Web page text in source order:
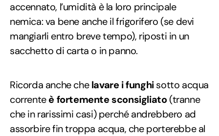
accennato, l’umidità è la loro principale
nemica: va bene anche il frigorifero (se devi
mangiarli entro breve tempo), riposti in un
sacchetto di carta o in panno.
Ricorda anche chelavare i funghisotto acqua
correnteè fortemente sconsigliato(tranne
che in rarissimi casi) perché andrebbero ad
assorbire fin troppa acqua, che porterebbe al